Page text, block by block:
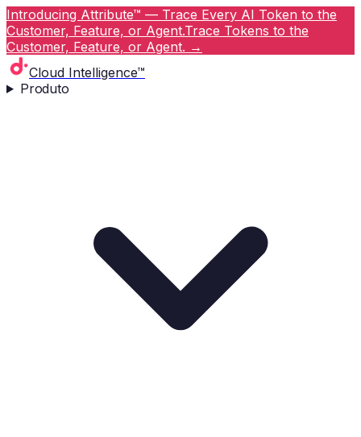
Introducing Attribute™ — Trace Every AI Token to the
Customer, Feature, or Agent.Trace Tokens to the
Customer, Feature, or Agent. →
Cloud Intelligence™
Produto